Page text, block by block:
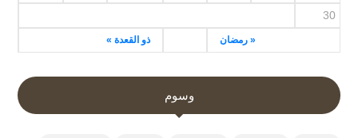
« رمضان ذو القعدة »
30
وسوم